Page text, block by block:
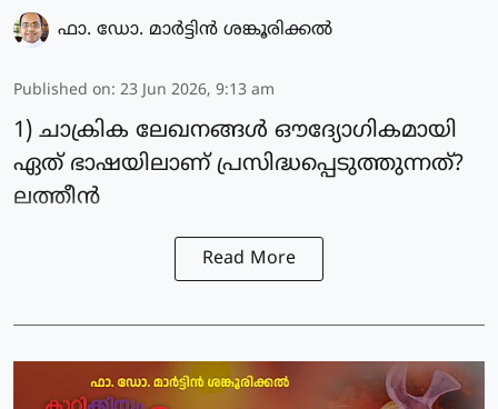
ഫാ. ഡോ. മാര്‍ട്ടിന്‍ ശങ്കൂരിക്കല്‍
Published on: 23 Jun 2026, 9:13 am
1) ചാക്രിക ലേഖനങ്ങൾ ഔദ്യോഗികമായി
ഏത് ഭാഷയിലാണ് പ്രസിദ്ധപ്പെടുത്തുന്നത്?
ലത്തീൻ
Read More